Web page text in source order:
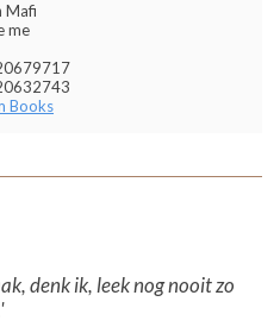
Mafi
me
Books
denk ik, leek nog nooit zo